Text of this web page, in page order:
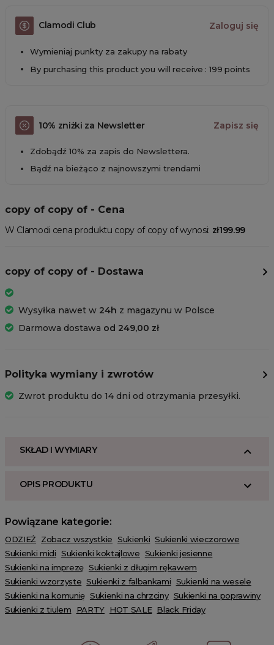
Clamodi Club Zaloguj się
Wymieniaj punkty za zakupy na rabaty
By purchasing this product you will receive : 199 points
10% zniżki za Newsletter Zapisz się
Zdobądź 10% za zapis do Newslettera.
Bądź na bieżąco z najnowszymi trendami
copy of copy of - Cena
W Clamodi cena produktu copy of copy of wynosi: zł199.99
copy of copy of - Dostawa
Wysyłka nawet w 24h z magazynu w Polsce
Darmowa dostawa od 249,00 zł
Polityka wymiany i zwrotów
Zwrot produktu do 14 dni od otrzymania przesyłki.
SKŁAD I WYMIARY
OPIS PRODUKTU
Powiązane kategorie:
ODZIEŻ Zobacz wszystkie Sukienki Sukienki wieczorowe
Sukienki midi Sukienki koktajlowe Sukienki jesienne
Sukienki na imprezę Sukienki z długim rękawem
Sukienki wzorzyste Sukienki z falbankami Sukienki na wesele
Sukienki na komunię Sukienki na chrzciny Sukienki na poprawiny
Sukienki z tiulem
PARTY HOT SALE Black Friday